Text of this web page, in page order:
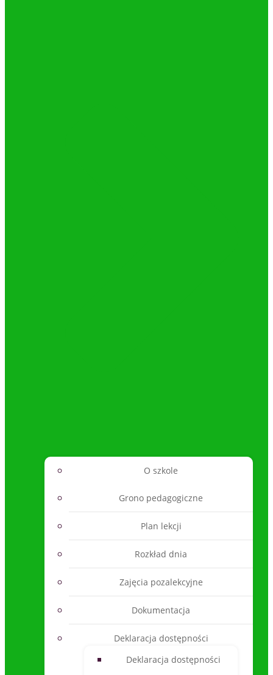
O szkole
Grono pedagogiczne
Plan lekcji
Rozkład dnia
Zajęcia pozalekcyjne
Dokumentacja
Deklaracja dostępności
Deklaracja dostępności